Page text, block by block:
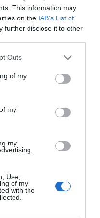
This information may
on the IAB’s List of
further disclose it to other
Outs
of my
my
my
Use,
of my
with the
i la immensitat
plaer compartir
científic.
la zona de
confort excepte que
Ha costat molt
aconsegueixen, i